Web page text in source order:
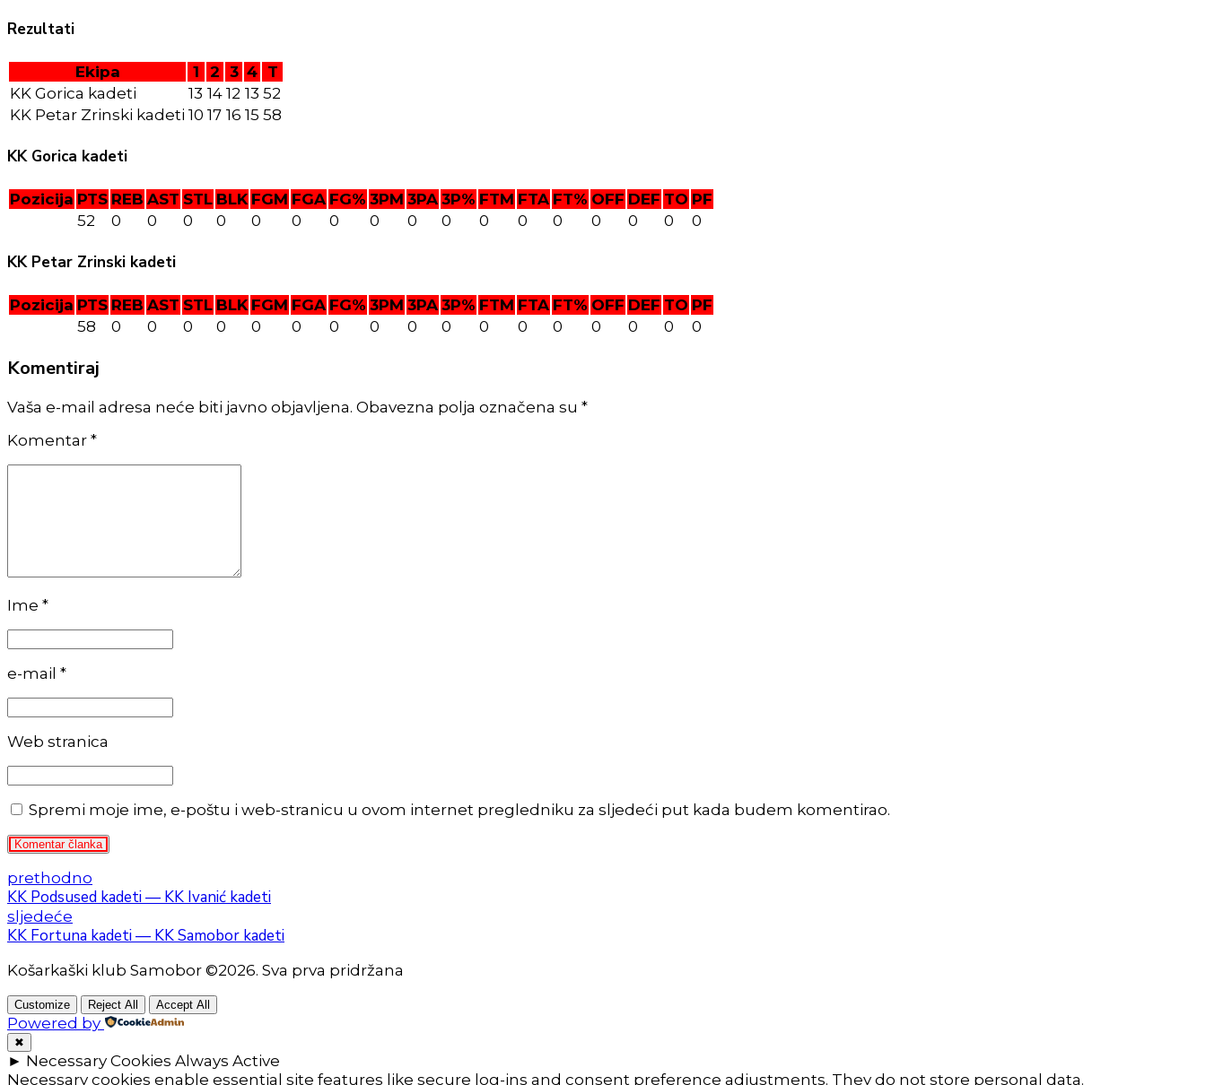
Rezultati
Ekipa 1 2 3 4 T
KK Gorica kadeti
13 14 12 13 52
KK Petar Zrinski kadeti 10 17 16 15 58
KK Gorica kadeti
Pozicija PTS REB AST STL BLK FGM FGA FG% 3PM 3PA 3P% FTM FTA FT% OFF DEF TO PF
52
0 0 0 0 0 0 0 0 0 0 0 0 0 0 0 0 0
KK Petar Zrinski kadeti
Pozicija PTS REB AST STL BLK FGM FGA FG% 3PM 3PA 3P% FTM FTA FT% OFF DEF TO PF
58
0 0 0 0 0 0 0 0 0 0 0 0 0 0 0 0 0
Komentiraj
Vaša e-mail adresa neće biti javno objavljena. Obavezna polja označena su *
Komentar *
Ime *
e-mail *
Web stranica
Spremi moje ime, e-poštu i web-stranicu u ovom internet pregledniku za sljedeći put kada budem komentirao.
Komentar članka
prethodno
KK Podsused kadeti — KK Ivanić kadeti
sljedeće
KK Fortuna kadeti — KK Samobor kadeti
Košarkaški klub Samobor ©2026. Sva prva pridržana
Customize Reject All Accept All
Powered by
✖
► Necessary Cookies Always Active
Necessary cookies enable essential site features like secure log-ins and consent preference adjustments. They do not store personal data.